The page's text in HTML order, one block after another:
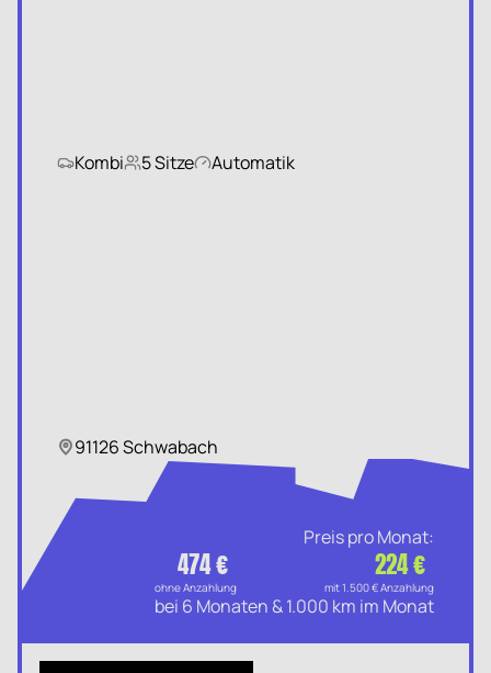
Kombi 5 Sitze Automatik
91126 Schwabach
Preis pro Monat:
474 €
ohne Anzahlung
224 €
mit 1.500 € Anzahlung
bei 6 Monaten & 1.000 km im Monat